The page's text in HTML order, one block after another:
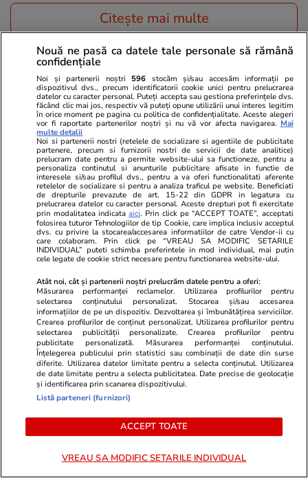
Citește mai multe
TRENDING
Știri România 27 iul.
Marius Lazurca și generalul Gheorghiță Vlad,
trimiși de președintele Nicușor Dan în SUA în
urma incidentelor cu drone
Știri România 27 iul.
Tânăra de 22 de ani căutată cu RO-Alert a
fost găsită moartă. Poliția i-a confirmat
identitatea
Știri România 27 iul.
„Nimeni nu mai riscă o estimare”: Migrarea
aplicațiilor ANCPI în Cloudul Guvernamental
întârzie, iar 10.000 de profesioniști din
cadastru sunt blocați
Horoscop 27 iul.
Horoscop 28 iulie 2026. Leii se bucură de o
energie debordantă, dar simt acut nevoia de a
Nouă ne pasă ca datele tale personale să rămână
confidențiale
Noi și partenerii noștri 596 stocăm și/sau accesăm informații pe
dispozitivul dvs., precum identificatorii cookie unici pentru prelucrarea
datelor cu caracter personal. Puteți accepta sau gestiona preferințele dvs.
făcând clic mai jos, respectiv vă puteți opune utilizării unui interes legitim
în orice moment pe pagina cu politica de confidențialitate. Aceste alegeri
vor fi raportate partenerilor noștri și nu vă vor afecta navigarea. Mai
multe detalii
Noi si partenerii nostri (retelele de socializare si agentiile de publicitate
partenere, precum si furnizorii nostri de servicii de date analitice)
prelucram date pentru a permite website-ului sa functioneze, pentru a
personaliza continutul si anunturile publicitare afisate in functie de
interesele si/sau profilul dvs., pentru a va oferi functionalitati aferente
retelelor de socializare si pentru a analiza traficul pe website. Beneficiati
de drepturile prevazute de art. 15-22 din GDPR in legatura cu
prelucrarea datelor cu caracter personal. Aceste drepturi pot fi exercitate
prin modalitatea indicataaici. Prin click pe “ACCEPT TOATE”, acceptati
folosirea tuturor Tehnologiilor de tip Cookie, care implica inclusiv acceptul
dvs. cu privire la stocarea/accesarea informatiilor de catre Vendor-ii cu
care colaboram. Prin click pe “VREAU SA MODIFIC SETARILE
INDIVIDUAL” puteti schimba preferintele in mod individual, mai putin
cele legate de cookie strict necesare pentru functionarea website-ului.
Atât noi, cât și partenerii noștri prelucrăm datele pentru a oferi:
Măsurarea performanței reclamelor. Utilizarea profilurilor pentru
selectarea conținutului personalizat. Stocarea și/sau accesarea
informațiilor de pe un dispozitiv. Dezvoltarea și îmbunătățirea serviciilor.
Crearea profilurilor de conținut personalizat. Utilizarea profilurilor pentru
selectarea publicității personalizate. Crearea profilurilor pentru
publicitate personalizată. Măsurarea performanței conținutului.
Înțelegerea publicului prin statistici sau combinații de date din surse
diferite. Utilizarea datelor limitate pentru a selecta conținutul. Utilizarea
de date limitate pentru a selecta publicitatea. Date precise de geolocație
și identificarea prin scanarea dispozitivului.
Listă parteneri (furnizori)
ACCEPT TOATE
VREAU SA MODIFIC SETARILE INDIVIDUAL